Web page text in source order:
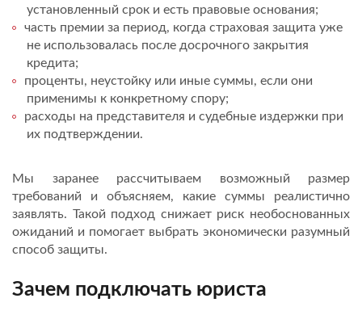
установленный срок и есть правовые основания;
часть премии за период, когда страховая защита уже
не использовалась после досрочного закрытия
кредита;
проценты, неустойку или иные суммы, если они
применимы к конкретному спору;
расходы на представителя и судебные издержки при
их подтверждении.
Мы заранее рассчитываем возможный размер
требований и объясняем, какие суммы реалистично
заявлять. Такой подход снижает риск необоснованных
ожиданий и помогает выбрать экономически разумный
способ защиты.
Зачем подключать юриста